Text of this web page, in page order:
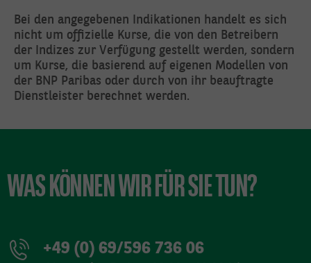
Bei den angegebenen Indikationen handelt es sich
nicht um offizielle Kurse, die von den Betreibern
der Indizes zur Verfügung gestellt werden, sondern
um Kurse, die basierend auf eigenen Modellen von
der BNP Paribas oder durch von ihr beauftragte
Dienstleister berechnet werden.
WAS KÖNNEN WIR FÜR SIE TUN?
+49 (0) 69/596 736 06